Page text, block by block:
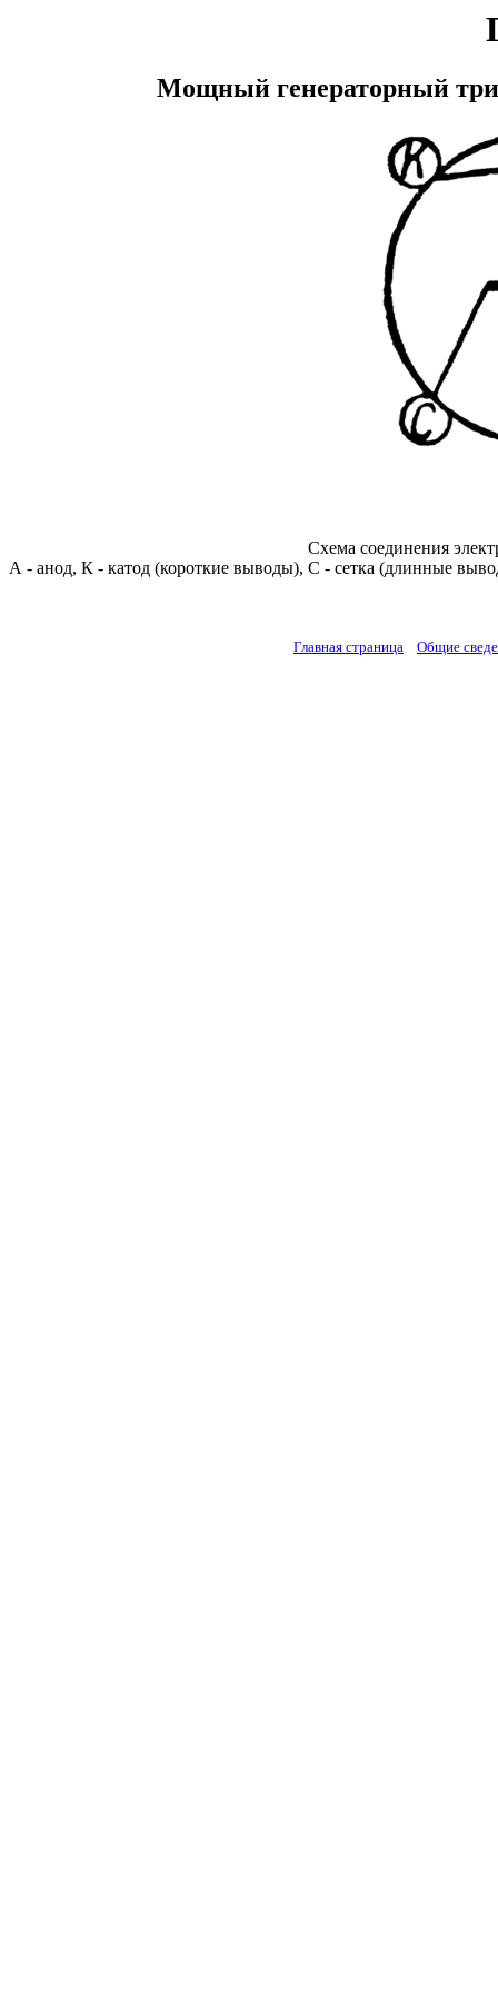
Мощный генераторный
Схема соединения
А - анод, К - катод (короткие выводы), С - сетка (длинные
Главная страница Общие